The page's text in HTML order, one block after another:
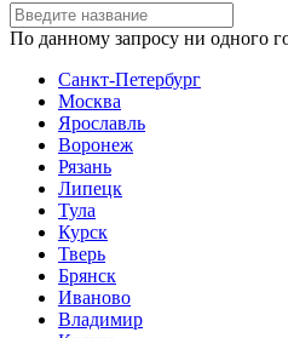
По данному запросу ни одного
Санкт-Петербург
Москва
Ярославль
Воронеж
Рязань
Липецк
Тула
Курск
Тверь
Брянск
Иваново
Владимир